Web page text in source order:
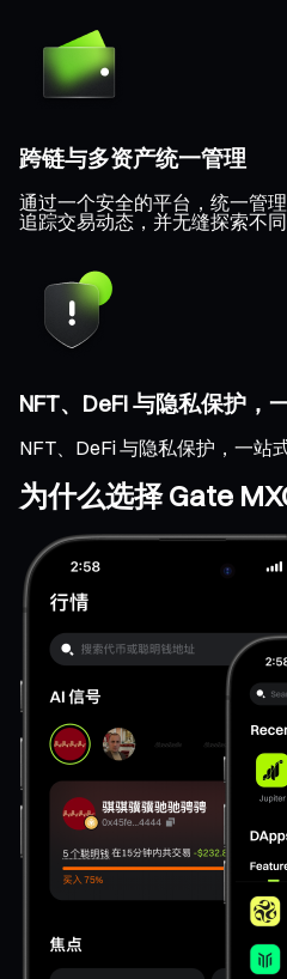
跨链与多资产统一管理
通过一个安全的平台，统一管
追踪交易动态，并无缝探索不同
NFT、DeFi 与隐私保护，
NFT、DeFi 与隐私保护，一站
为什么选择 Gate